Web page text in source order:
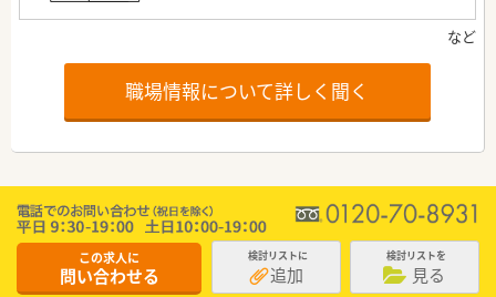
職場情報について詳しく聞く
この求人に
問い合わせる
検討リストに
追加
検討リストを
見る